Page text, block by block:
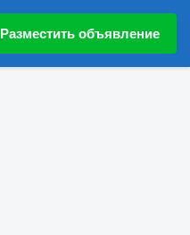
Разместить объявление